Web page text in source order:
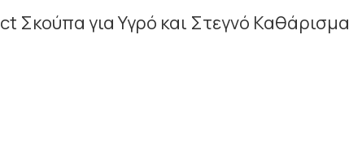
Σκούπα για Υγρό και Στεγνό Καθάρισμα